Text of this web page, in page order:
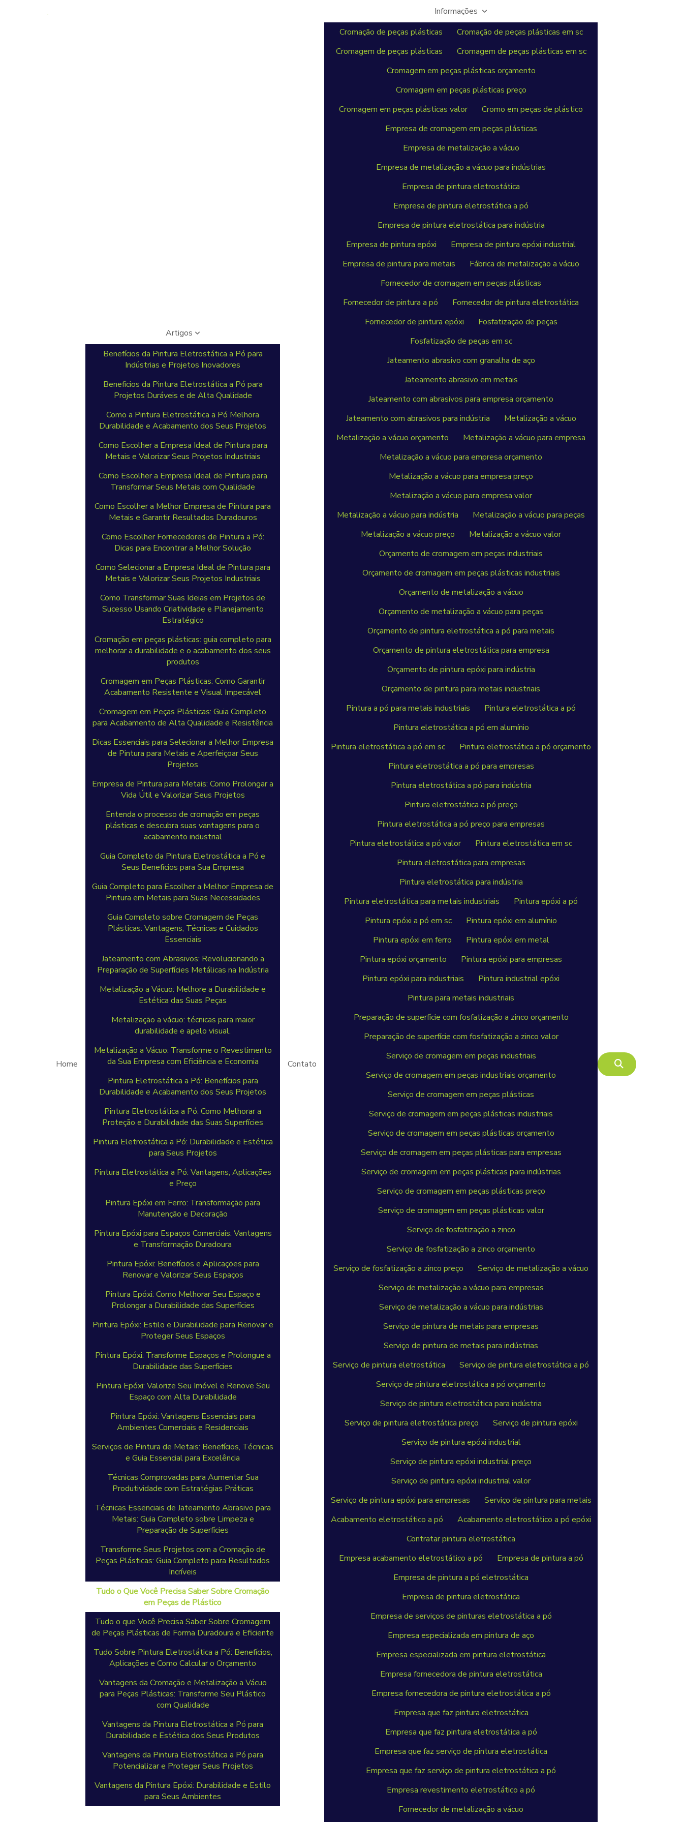
Home
Artigos
Benefícios da Pintura Eletrostática a Pó para
Indústrias e Projetos Inovadores
Benefícios da Pintura Eletrostática a Pó para
Projetos Duráveis e de Alta Qualidade
Como a Pintura Eletrostática a Pó Melhora
Durabilidade e Acabamento dos Seus Projetos
Como Escolher a Empresa Ideal de Pintura para
Metais e Valorizar Seus Projetos Industriais
Como Escolher a Empresa Ideal de Pintura para
Transformar Seus Metais com Qualidade
Como Escolher a Melhor Empresa de Pintura para
Metais e Garantir Resultados Duradouros
Como Escolher Fornecedores de Pintura a Pó:
Dicas para Encontrar a Melhor Solução
Como Selecionar a Empresa Ideal de Pintura para
Metais e Valorizar Seus Projetos Industriais
Como Transformar Suas Ideias em Projetos de
Sucesso Usando Criatividade e Planejamento
Estratégico
Cromação em peças plásticas: guia completo para
melhorar a durabilidade e o acabamento dos seus
produtos
Cromagem em Peças Plásticas: Como Garantir
Acabamento Resistente e Visual Impecável
Cromagem em Peças Plásticas: Guia Completo
para Acabamento de Alta Qualidade e Resistência
Dicas Essenciais para Selecionar a Melhor Empresa
de Pintura para Metais e Aperfeiçoar Seus
Projetos
Empresa de Pintura para Metais: Como Prolongar a
Vida Útil e Valorizar Seus Projetos
Entenda o processo de cromação em peças
plásticas e descubra suas vantagens para o
acabamento industrial
Guia Completo da Pintura Eletrostática a Pó e
Seus Benefícios para Sua Empresa
Guia Completo para Escolher a Melhor Empresa de
Pintura em Metais para Suas Necessidades
Guia Completo sobre Cromagem de Peças
Plásticas: Vantagens, Técnicas e Cuidados
Essenciais
Jateamento com Abrasivos: Revolucionando a
Preparação de Superfícies Metálicas na Indústria
Metalização a Vácuo: Melhore a Durabilidade e
Estética das Suas Peças
Metalização a vácuo: técnicas para maior
durabilidade e apelo visual.
Metalização a Vácuo: Transforme o Revestimento
da Sua Empresa com Eficiência e Economia
Pintura Eletrostática a Pó: Benefícios para
Durabilidade e Acabamento dos Seus Projetos
Pintura Eletrostática a Pó: Como Melhorar a
Proteção e Durabilidade das Suas Superfícies
Pintura Eletrostática a Pó: Durabilidade e Estética
para Seus Projetos
Pintura Eletrostática a Pó: Vantagens, Aplicações
e Preço
Pintura Epóxi em Ferro: Transformação para
Manutenção e Decoração
Pintura Epóxi para Espaços Comerciais: Vantagens
e Transformação Duradoura
Pintura Epóxi: Benefícios e Aplicações para
Renovar e Valorizar Seus Espaços
Pintura Epóxi: Como Melhorar Seu Espaço e
Prolongar a Durabilidade das Superfícies
Pintura Epóxi: Estilo e Durabilidade para Renovar e
Proteger Seus Espaços
Pintura Epóxi: Transforme Espaços e Prolongue a
Durabilidade das Superfícies
Pintura Epóxi: Valorize Seu Imóvel e Renove Seu
Espaço com Alta Durabilidade
Pintura Epóxi: Vantagens Essenciais para
Ambientes Comerciais e Residenciais
Serviços de Pintura de Metais: Benefícios, Técnicas
e Guia Essencial para Excelência
Técnicas Comprovadas para Aumentar Sua
Produtividade com Estratégias Práticas
Técnicas Essenciais de Jateamento Abrasivo para
Metais: Guia Completo sobre Limpeza e
Preparação de Superfícies
Transforme Seus Projetos com a Cromação de
Peças Plásticas: Guia Completo para Resultados
Incríveis
Tudo o Que Você Precisa Saber Sobre Cromação
em Peças de Plástico
Tudo o que Você Precisa Saber Sobre Cromagem
de Peças Plásticas de Forma Duradoura e Eficiente
Tudo Sobre Pintura Eletrostática a Pó: Benefícios,
Aplicações e Como Calcular o Orçamento
Vantagens da Cromação e Metalização a Vácuo
para Peças Plásticas: Transforme Seu Plástico
com Qualidade
Vantagens da Pintura Eletrostática a Pó para
Durabilidade e Estética dos Seus Produtos
Vantagens da Pintura Eletrostática a Pó para
Potencializar e Proteger Seus Projetos
Vantagens da Pintura Epóxi: Durabilidade e Estilo
para Seus Ambientes
Contato
Informações
Cromação de peças plásticas
Cromação de peças plásticas em sc
Cromagem de peças plásticas
Cromagem de peças plásticas em sc
Cromagem em peças plásticas orçamento
Cromagem em peças plásticas preço
Cromagem em peças plásticas valor
Cromo em peças de plástico
Empresa de cromagem em peças plásticas
Empresa de metalização a vácuo
Empresa de metalização a vácuo para indústrias
Empresa de pintura eletrostática
Empresa de pintura eletrostática a pó
Empresa de pintura eletrostática para indústria
Empresa de pintura epóxi
Empresa de pintura epóxi industrial
Empresa de pintura para metais
Fábrica de metalização a vácuo
Fornecedor de cromagem em peças plásticas
Fornecedor de pintura a pó
Fornecedor de pintura eletrostática
Fornecedor de pintura epóxi
Fosfatização de peças
Fosfatização de peças em sc
Jateamento abrasivo com granalha de aço
Jateamento abrasivo em metais
Jateamento com abrasivos para empresa orçamento
Jateamento com abrasivos para indústria
Metalização a vácuo
Metalização a vácuo orçamento
Metalização a vácuo para empresa
Metalização a vácuo para empresa orçamento
Metalização a vácuo para empresa preço
Metalização a vácuo para empresa valor
Metalização a vácuo para indústria
Metalização a vácuo para peças
Metalização a vácuo preço
Metalização a vácuo valor
Orçamento de cromagem em peças industriais
Orçamento de cromagem em peças plásticas industriais
Orçamento de metalização a vácuo
Orçamento de metalização a vácuo para peças
Orçamento de pintura eletrostática a pó para metais
Orçamento de pintura eletrostática para empresa
Orçamento de pintura epóxi para indústria
Orçamento de pintura para metais industriais
Pintura a pó para metais industriais
Pintura eletrostática a pó
Pintura eletrostática a pó em alumínio
Pintura eletrostática a pó em sc
Pintura eletrostática a pó orçamento
Pintura eletrostática a pó para empresas
Pintura eletrostática a pó para indústria
Pintura eletrostática a pó preço
Pintura eletrostática a pó preço para empresas
Pintura eletrostática a pó valor
Pintura eletrostática em sc
Pintura eletrostática para empresas
Pintura eletrostática para indústria
Pintura eletrostática para metais industriais
Pintura epóxi a pó
Pintura epóxi a pó em sc
Pintura epóxi em alumínio
Pintura epóxi em ferro
Pintura epóxi em metal
Pintura epóxi orçamento
Pintura epóxi para empresas
Pintura epóxi para industriais
Pintura industrial epóxi
Pintura para metais industriais
Preparação de superfície com fosfatização a zinco orçamento
Preparação de superfície com fosfatização a zinco valor
Serviço de cromagem em peças industriais
Serviço de cromagem em peças industriais orçamento
Serviço de cromagem em peças plásticas
Serviço de cromagem em peças plásticas industriais
Serviço de cromagem em peças plásticas orçamento
Serviço de cromagem em peças plásticas para empresas
Serviço de cromagem em peças plásticas para indústrias
Serviço de cromagem em peças plásticas preço
Serviço de cromagem em peças plásticas valor
Serviço de fosfatização a zinco
Serviço de fosfatização a zinco orçamento
Serviço de fosfatização a zinco preço
Serviço de metalização a vácuo
Serviço de metalização a vácuo para empresas
Serviço de metalização a vácuo para indústrias
Serviço de pintura de metais para empresas
Serviço de pintura de metais para indústrias
Serviço de pintura eletrostática
Serviço de pintura eletrostática a pó
Serviço de pintura eletrostática a pó orçamento
Serviço de pintura eletrostática para indústria
Serviço de pintura eletrostática preço
Serviço de pintura epóxi
Serviço de pintura epóxi industrial
Serviço de pintura epóxi industrial preço
Serviço de pintura epóxi industrial valor
Serviço de pintura epóxi para empresas
Serviço de pintura para metais
Acabamento eletrostático a pó
Acabamento eletrostático a pó epóxi
Contratar pintura eletrostática
Empresa acabamento eletrostático a pó
Empresa de pintura a pó
Empresa de pintura a pó eletrostática
Empresa de pintura eletrostática
Empresa de serviços de pinturas eletrostática a pó
Empresa especializada em pintura de aço
Empresa especializada em pintura eletrostática
Empresa fornecedora de pintura eletrostática
Empresa fornecedora de pintura eletrostática a pó
Empresa que faz pintura eletrostática
Empresa que faz pintura eletrostática a pó
Empresa que faz serviço de pintura eletrostática
Empresa que faz serviço de pintura eletrostática a pó
Empresa revestimento eletrostático a pó
Fornecedor de metalização a vácuo